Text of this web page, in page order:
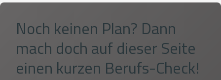
Noch keinen Plan? Dann
mach doch auf dieser Seite
einen kurzen Berufs-Check!